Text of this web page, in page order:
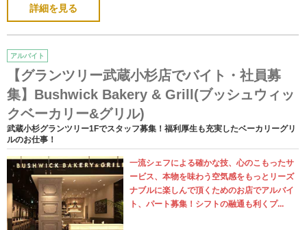
詳細を見る
アルバイト
【グランツリー武蔵小杉店でバイト・社員募
集】Bushwick Bakery & Grill(ブッシュウィッ
クベーカリー&グリル)
武蔵小杉グランツリー1Fでスタッフ募集！福利厚生も充実したベーカリーグリ
ルのお仕事！
一流シェフによる確かな技、心のこもったサ
ービス、本物を味わう空気感をもっとリーズ
ナブルに楽しんで頂くためのお店でアルバイ
ト、パート募集！シフトの融通も利くプ...